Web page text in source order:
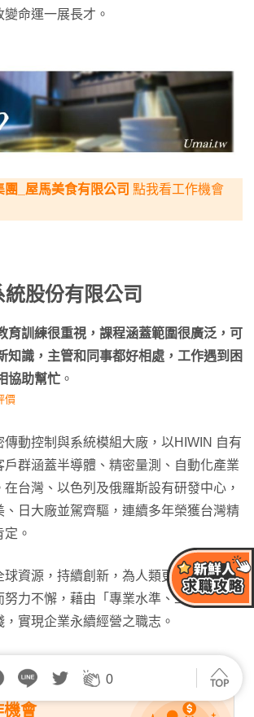
命運一展長才。
團_屋馬美食有限公司 點我看工作機會
股份有限公司
育訓練很重視，課程涵蓋範圍很廣泛，可
知識，主管和同事都好相處，工作遇到困
協助幫忙 。
價
傳動控制與系統模組大廠，以HIWIN 自有
戶群涵蓋半導體、精密量測、自動化產業
台灣、以色列及俄羅斯設有研發中心，
、日大廠並駕齊驅，連續多年榮獲台灣精
。
球資源，持續創新，為人類更佳的福址與
努力不懈，藉由「專業水準、工作熱誠、
實現企業永續經營之職志。
系統股份有限
機會
0